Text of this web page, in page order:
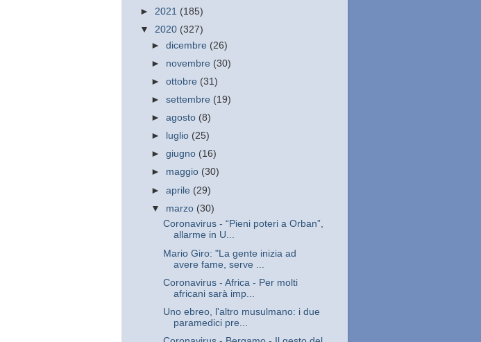
► 2021 (185)
▼ 2020 (327)
►dicembre (26)
► novembre (30)
►ottobre (31)
►settembre (19)
►agosto (8)
►
luglio (25)
►giugno (16)
► maggio (30)
►aprile (29)
▼ marzo (30)
Coronavirus - “Pieni poteri a Orban”,
allarme in U...
Mario Giro: "La gente inizia ad
avere fame, serve ...
Coronavirus - Africa - Per molti
africani sarà imp...
Uno ebreo, l'altro musulmano: i due
paramedici pre...